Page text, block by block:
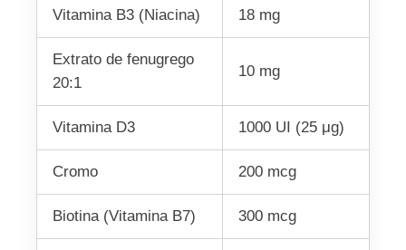
Vitamina B3 (Niacina) 18 mg
Extrato de fenugrego
20:1
10 mg
Vitamina D3 1000 UI (25 μg)
Cromo 200 mcg
Biotina (Vitamina B7) 300 mcg